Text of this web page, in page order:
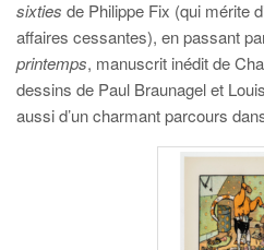
sixties de Philippe Fix (qui mérite
affaires cessantes), en passant
printemps, manuscrit inédit de
dessins de Paul Braunagel et
aussi d’un charmant parcours